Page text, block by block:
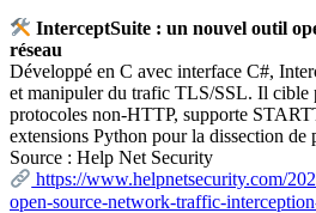
InterceptSuite : un nouvel outil
réseau
Développé en C avec interface C#,
et manipuler du trafic TLS/SSL. Il cible
protocoles non-HTTP, supporte
extensions Python pour la dissection de
Source : Help Net Security
https://www.helpnetsecurity.com/
open-source-network-traffic-